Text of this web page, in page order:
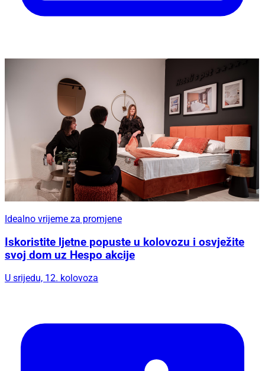
Idealno vrijeme za promjene
Iskoristite ljetne popuste u kolovozu i osvježite
svoj dom uz Hespo akcije
U srijedu, 12. kolovoza